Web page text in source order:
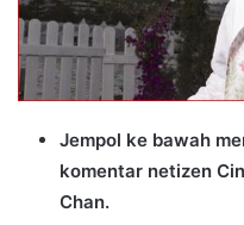
Jempol ke bawah
komentar netizen
Chan.